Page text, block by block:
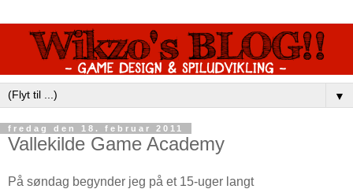
▼
fredag den 18. februar 2011
Vallekilde Game Academy
På søndag begynder jeg på et 15-uger langt